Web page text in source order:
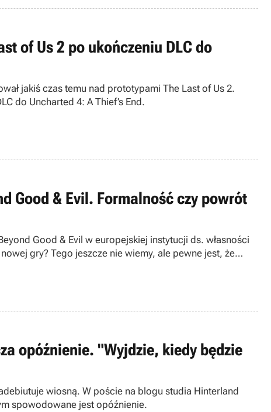
of Us 2 po ukończeniu DLC do
jakiś czas temu nad prototypami The Last of Us 2.
do Uncharted 4: A Thief’s End.
Good & Evil. Formalność czy powrót
Good & Evil w europejskiej instytucji ds. własności
gry? Tego jeszcze nie wiemy, ale pewne jest, że
opóźnienie. "Wyjdzie, kiedy będzie
wiosną. W poście na blogu studia Hinterland
spowodowane jest opóźnienie.